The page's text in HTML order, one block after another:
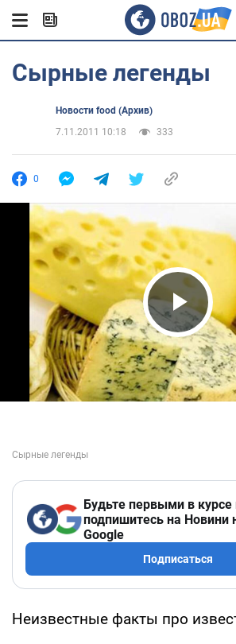
Сырные легенды
Новости food (Архив)
7.11.2011 10:18
333
0
Play
Будьте первыми в курсе
подпишитесь на Новини
Google
Подписаться
Неизвестные факты про